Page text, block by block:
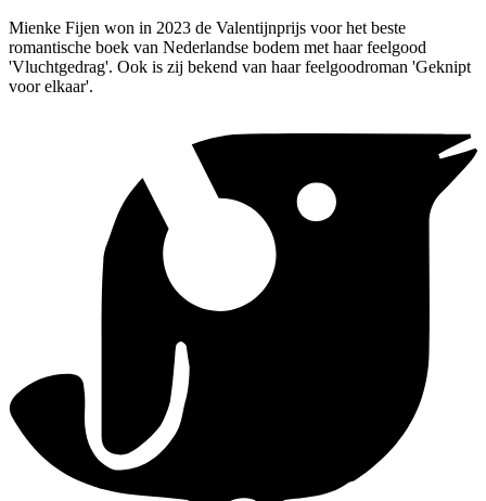
Mienke Fijen won in 2023 de Valentijnprijs voor het beste
romantische boek van Nederlandse bodem met haar feelgood
'Vluchtgedrag'. Ook is zij bekend van haar feelgoodroman 'Geknipt
voor elkaar'.